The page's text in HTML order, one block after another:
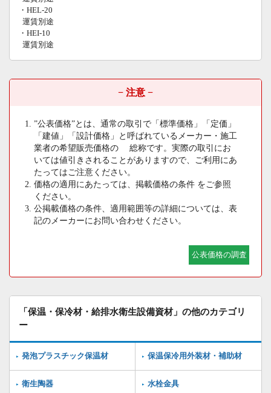
・HEL-20
運賃別途
・HEI-10
運賃別途
− 注意 −
”公表価格”とは、通常の取引で「標準価格」「定価」
「建値」「設計価格」と呼ばれているメーカー・施工
業者の希望販売価格の 総称です。実際の取引にお
いては値引きされることがありますので、ご利用にあ
たってはご注意ください。
価格の適用にあたっては、掲載価格の条件 をご参照
ください。
公掲載価格の条件、適用範囲等の詳細については、表
記のメーカーにお問い合わせください。
公表価格の調査
「保温・保冷材・給排水衛生設備資材」の他のカテゴリ
ー
発泡プラスチック保温材 保温保冷用外装材・補助材
衛生陶器 水栓金具